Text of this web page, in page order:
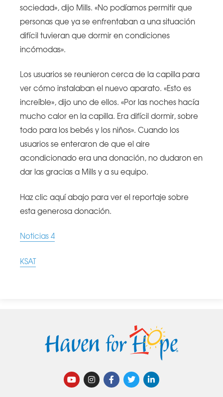
sociedad», dijo Mills. «No podíamos permitir que
personas que ya se enfrentaban a una situación
difícil tuvieran que dormir en condiciones
incómodas».
Los usuarios se reunieron cerca de la capilla para
ver cómo instalaban el nuevo aparato. «Esto es
increíble», dijo uno de ellos. «Por las noches hacía
mucho calor en la capilla. Era difícil dormir, sobre
todo para los bebés y los niños». Cuando los
usuarios se enteraron de que el aire
acondicionado era una donación, no dudaron en
dar las gracias a Mills y a su equipo.
Haz clic aquí abajo para ver el reportaje sobre
esta generosa donación.
Noticias 4
KSAT